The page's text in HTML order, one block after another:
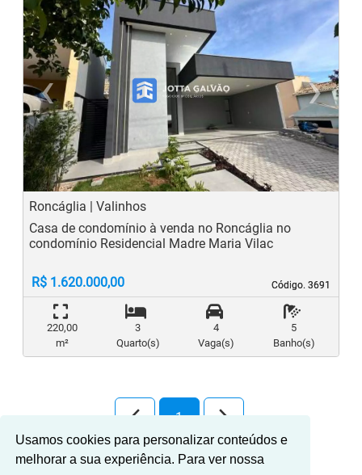
Usamos cookies para personalizar conteúdos e
melhorar a sua experiência. Para ver nossa
‹
Previous
›
Roncáglia | Valinhos
Código. 3691
Código. 3691
Casa de condomínio à venda no Roncáglia no
condomínio Residencial Madre Maria Vilac
R$ 1.620.000,00
220,00
m²
3
Quarto(s)
4
Vaga(s)
5
Banho(s)
arrow_back_ios_new 1 arrow_forward_ios